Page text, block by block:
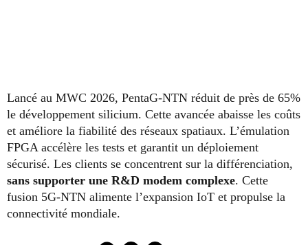
Lancé au MWC 2026, PentaG-NTN réduit de près de 65%
le développement silicium. Cette avancée abaisse les coûts
et améliore la fiabilité des réseaux spatiaux. L’émulation
FPGA accélère les tests et garantit un déploiement
sécurisé. Les clients se concentrent sur la différenciation,
sans supporter une R&D modem complexe. Cette
fusion 5G-NTN alimente l’expansion IoT et propulse la
connectivité mondiale.